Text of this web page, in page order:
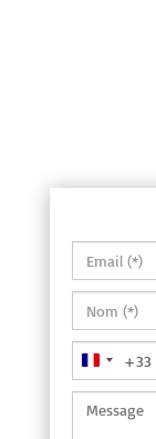
France
+33
+33